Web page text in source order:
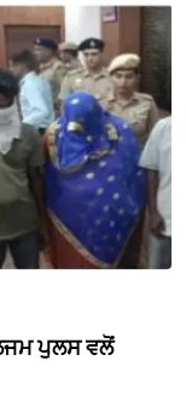
ਪੁਲਸ ਵਲੋਂ